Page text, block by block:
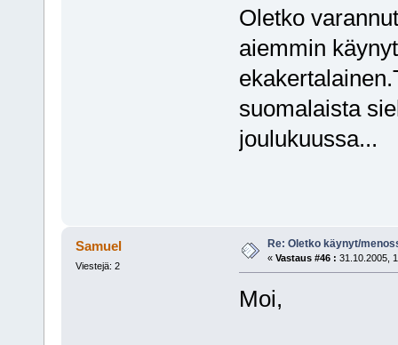
Oletko
aiemmin
suomalaista
joulukuussa...
Samuel
Viestejä: 2
Re: Oletko käynyt/
« Vastaus #46 : 31.10.2005,
Moi,